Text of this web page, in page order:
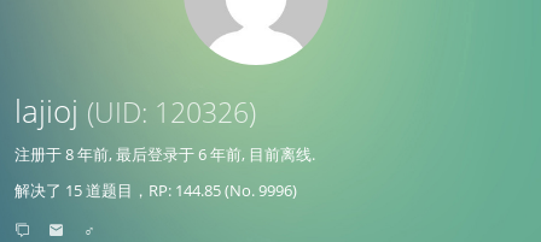
lajioj (UID: 120326)
注册于8 年前, 最后登录于6 年前, 目前离线.
解决了 15 道题目，RP: 144.85 (No. 9996)
♂